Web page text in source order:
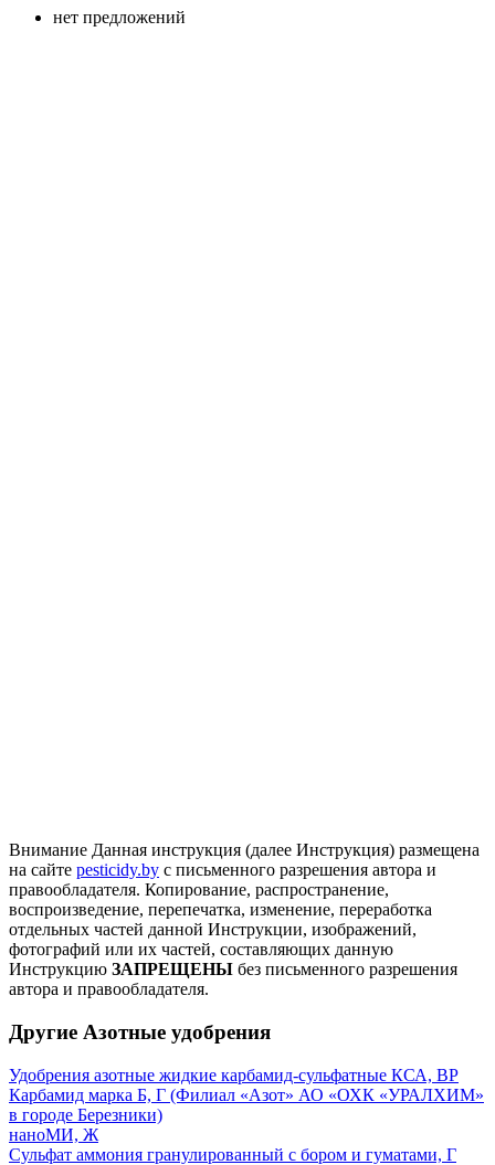
нет предложений
Внимание Данная инструкция (далее Инструкция) размещена
на сайте pesticidy.by с письменного разрешения автора и
правообладателя. Копирование, распространение,
воспроизведение, перепечатка, изменение, переработка
отдельных частей данной Инструкции, изображений,
фотографий или их частей, составляющих данную
Инструкцию ЗАПРЕЩЕНЫ без письменного разрешения
автора и правообладателя.
Другие Азотные удобрения
Удобрения азотные жидкие карбамид-сульфатные КСА, ВР
Карбамид марка Б, Г (Филиал «Азот» АО «ОХК «УРАЛХИМ»
в городе Березники)
наноМИ, Ж
Сульфат аммония гранулированный с бором и гуматами, Г